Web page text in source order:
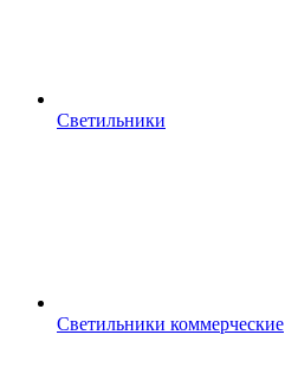
Светильники
Светильники коммерческие